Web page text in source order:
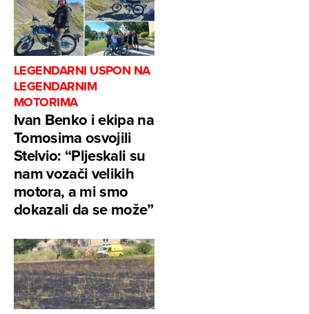
LEGENDARNI USPON NA
LEGENDARNIM
MOTORIMA
Ivan Benko i ekipa na
Tomosima osvojili
Stelvio: “Pljeskali su
nam vozači velikih
motora, a mi smo
dokazali da se može”